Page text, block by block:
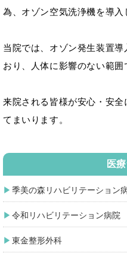
為、オゾン空気洗浄機を導入
当院では、オゾン発生装置
おり、人体に影響のない範囲
来院される皆様が安心・安
てまいります。
医
季美の森リハビリテーション
令和リハビリテーション病院
東金整形外科